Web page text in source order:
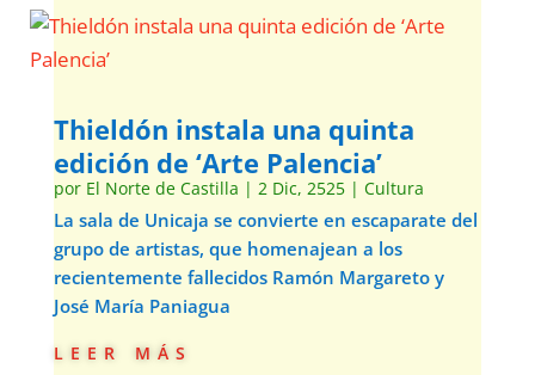
Thieldón instala una quinta
edición de ‘Arte Palencia’
por El Norte de Castilla | 2 Dic, 2525| Cultura
La sala de Unicaja se convierte en escaparate del
grupo de artistas, que homenajean a los
recientemente fallecidos Ramón Margareto y
José María Paniagua
leer más